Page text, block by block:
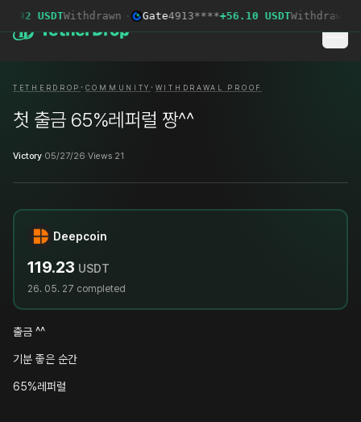
USDTWithdrawn · Gate4913****+56.10 USDTWithdrawn
TETHERDROP · COMMUNITY · WITHDRAWAL PROOF
첫 출금 65%레퍼럴 짱^^
Victory·05/27/26·Views 21
Deepcoin
119.23 USDT
26. 05. 27 completed
출금 ^^
기분 좋은 순간
65%레퍼럴